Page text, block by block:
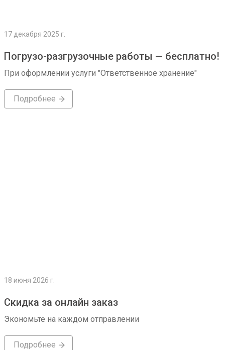
17 декабря 2025 г.
Погрузо-разгрузочные работы — бесплатно!
При оформлении услуги "Ответственное хранение"
Подробнее
18 июня 2026 г.
Скидка за онлайн заказ
Экономьте на каждом отправлении
Подробнее